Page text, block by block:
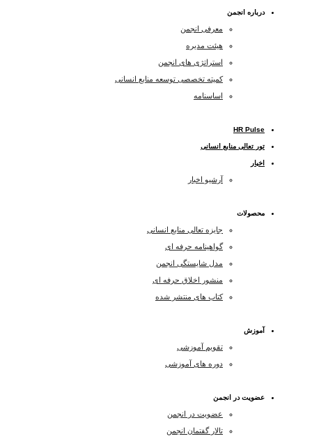
درباره انجمن
معرفی انجمن
هیئت مدیره
استراتژی های انجمن
کمیته تخصصی توسعه منابع انسانی
اساسنامه
HR Pulse
تور تعالی منابع انسانی
اخبار
آرشیو اخبار
محصولات
جایزه تعالی منابع انسانی
گواهینامه حرفه ای
مدل شایستگی انجمن
منشور اخلاق حرفه ای
کتاب های منتشر شده
آموزش
تقویم آموزشی
دوره های آموزشی
عضویت در انجمن
عضویت در انجمن
تالار گفتمان انجمن